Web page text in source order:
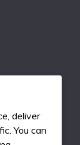
deliver
You can